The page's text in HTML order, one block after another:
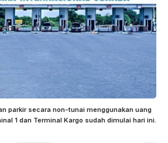
parkir secara non-tunai menggunakan uang
1 dan Terminal Kargo sudah dimulai hari ini.